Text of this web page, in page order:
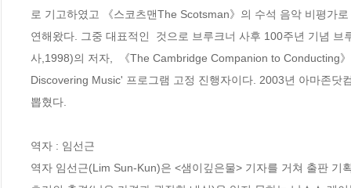
로 기고하였고 《스코츠맨The Scotsman》의 수석 음악 비평가
연해왔다. 그중 대표적인  것으로 브루크너 사후 100주년 기념
사,1998)의 저자,  《The Cambridge Companion to Conducting
Discovering Music' 프로그램 고정 진행자이다. 2003년 아마존
뽑혔다.
역자 : 임선근
역자 임선근(Lim Sun-Kun)은 <샘이깊은물> 기자를 거쳐 출판